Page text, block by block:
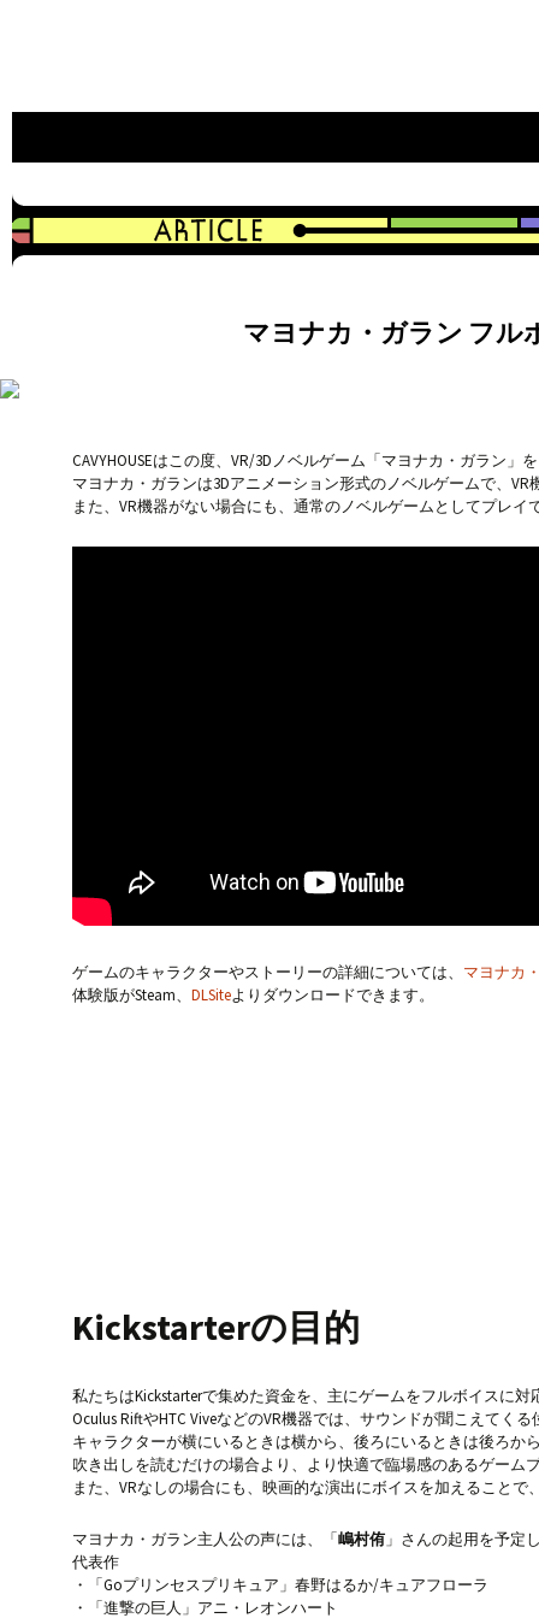
マヨナカ・ガラン フル
CAVYHOUSEはこの度、VR/3Dノベルゲーム「マヨナカ・ガラン」
マヨナカ・ガランは3Dアニメーション形式のノベルゲームで、
また、VR機器がない場合にも、通常のノベルゲームとしてプレイ
ゲームのキャラクターやストーリーの詳細については、 マヨナカ
体験版がSteam、 DLSiteよりダウンロードできます。
Kickstarterの目的
私たちはKickstarterで集めた資金を、主にゲームをフルボイスに
Oculus RiftやHTC ViveなどのVR機器では、サウンドが聞こえてく
キャラクターが横にいるときは横から、後ろにいるときは後ろか
吹き出しを読むだけの場合より、より快適で臨場感のあるゲーム
また、VRなしの場合にも、映画的な演出にボイスを加えること
マヨナカ・ガラン主人公の声には、「嶋村侑 」さんの起用を予定
代表作
・「Goプリンセスプリキュア」春野はるか/キュアフローラ
・「進撃の巨人」アニ・レオンハート